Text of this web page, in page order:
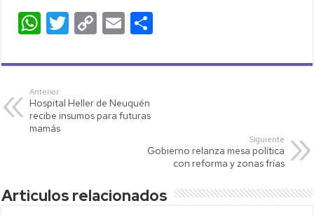
W
at
s
A
p
T
tt
C
p
Li
E
ail m
Anterior
Hospital Heller de Neuquén
recibe insumos para futuras
mamás
Siguiente
Gobierno relanza mesa política
con reforma y zonas frías
Articulos relacionados